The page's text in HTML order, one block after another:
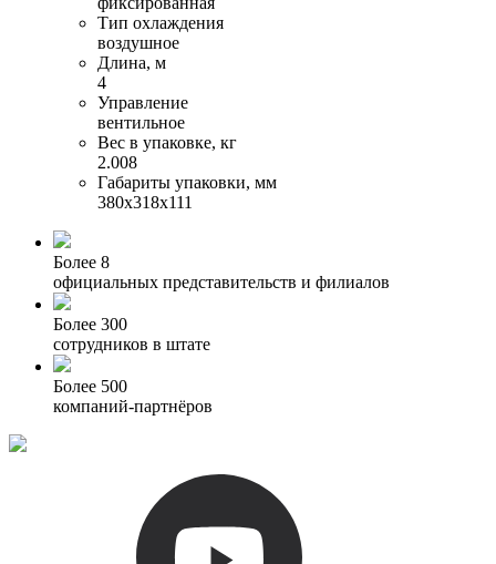
Тип охлаждения
воздушное
Длина, м
4
Управление
вентильное
Вес в упаковке, кг
2.008
Габариты упаковки, мм
380х318х111
Более 8
официальных представительств и филиалов
Более 300
сотрудников в штате
Более 500
компаний-партнёров